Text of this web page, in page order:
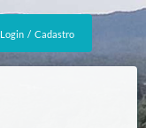
Login / Cadastro